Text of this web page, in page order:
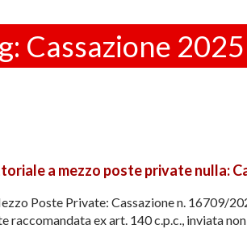
Cassazione
a mezzo poste private nulla:
Poste Private: Cassazione n. 16709/
raccomandata ex art. 140 c.p.c., inviata